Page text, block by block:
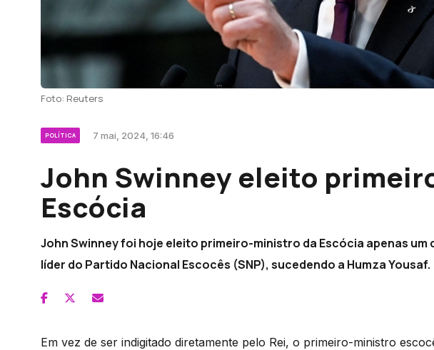
Foto: Reuters
POLÍTICA 7 mai, 2024, 16:46
John Swinney eleito
Escócia
John Swinney foi hoje eleito primeiro-ministro da Escócia apenas um
líder do Partido Nacional Escocês (SNP), sucedendo a Humza Yousaf.
Em vez de ser indigitado diretamente pelo Rei, o primeiro-ministro